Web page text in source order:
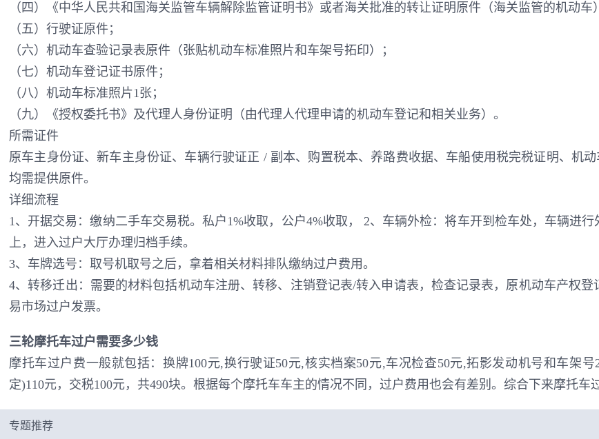
（四）《中华人民共和国海关监管车辆解除监管证明书》或者海关批准的转让证明原件（海关监管的机动车
（五）行驶证原件；
（六）机动车查验记录表原件（张贴机动车标准照片和车架号拓印）；
（七）机动车登记证书原件；
（八）机动车标准照片1张；
（九）《授权委托书》及代理人身份证明（由代理人代理申请的机动车登记和相关业务）。
所需证件
原车主身份证、新车主身份证、车辆行驶证正 / 副本、购置税本、养路费收据、车船使用税完税证明、机
均需提供原件。
详细流程
1、开据交易：缴纳二手车交易税。私户1%收取，公户4%收取， 2、车辆外检：将车开到检车处，车辆进
上，进入过户大厅办理归档手续。
3、车牌选号：取号机取号之后，拿着相关材料排队缴纳过户费用。
4、转移迁出：需要的材料包括机动车注册、转移、注销登记表/转入申请表，检查记录表，原机动车产权
易市场过户发票。
三轮摩托车过户需要多少钱
摩托车过户费一般就包括：换牌100元,换行驶证50元,核实档案50元,车况检查50元,拓影发动机号和车架
定)110元，交税100元，共490块。根据每个摩托车车主的情况不同，过户费用也会有差别。综合下来摩托车
专题推荐